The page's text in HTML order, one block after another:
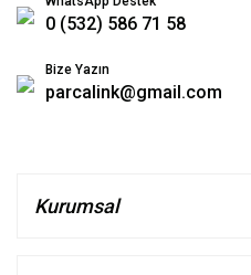
0 (532) 586 71 58
Bize Yazın
parcalink@gmail.com
Kurumsal